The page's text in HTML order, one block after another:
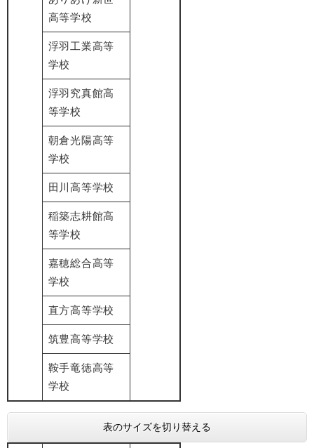
高等学校
浮羽工業高等
学校
浮羽究真館高
等学校
朝倉光陽高等
学校
田川高等学校
稲築志耕館高
等学校
嘉穂総合高等
学校
直方高等学校
筑豊高等学校
鞍手竜徳高等
学校
表のサイズを切り替える